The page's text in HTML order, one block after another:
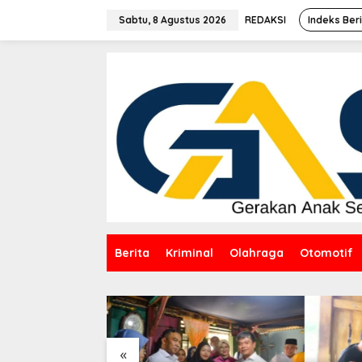
Sabtu, 8 Agustus 2026 REDAKSI Indeks
Berita Kriminal Olahraga Otomotif
«